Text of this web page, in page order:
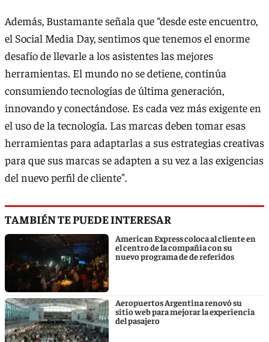
Además, Bustamante señala que “desde este encuentro,
el Social Media Day, sentimos que tenemos el enorme
desafío de llevarle a los asistentes las mejores
herramientas. El mundo no se detiene, continúa
consumiendo tecnologías de última generación,
innovando y conectándose. Es cada vez más exigente en
el uso de la tecnología. Las marcas deben tomar esas
herramientas para adaptarlas a sus estrategias creativas
para que sus marcas se adapten a su vez a las exigencias
del nuevo perfil de cliente".
TAMBIÉN TE PUEDE INTERESAR
American Express coloca al cliente en
el centro de la compañía con su
nuevo programa de de referidos
Aeropuertos Argentina renovó su
sitio web para mejorar la experiencia
del pasajero